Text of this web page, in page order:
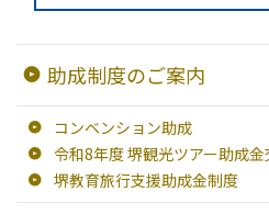
堺ナビ
ようこそ堺へ！
地図から探す
助成制度のご案内
コンベンション助成
令和8年度 堺観光ツアー助成
堺教育旅行支援助成金制度